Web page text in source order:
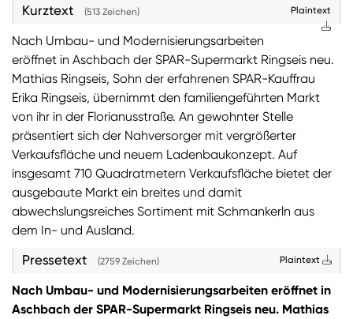
Sie wollen Informationen über aktuelle Aktionen,
Produktneuheiten, attraktive Gewinnspiele uvm.
erhalten? Dann melden Sie sich zumSPAR
Newsletteran:
Zum SPAR Newsletter
Kurztext (513 Zeichen) Plaintext
Nach Umbau- und Modernisierungsarbeiten
eröffnet in Aschbach der SPAR-Supermarkt Ringseis neu.
Mathias Ringseis, Sohn der erfahrenen SPAR-Kauffrau
Erika Ringseis, übernimmt den familiengeführten Markt
von ihr in der Florianusstraße. An gewohnter Stelle
präsentiert sich der Nahversorger mit vergrößerter
Verkaufsfläche und neuem Ladenbaukonzept. Auf
insgesamt 710 Quadratmetern Verkaufsfläche bietet der
ausgebaute Markt ein breites und damit
abwechslungsreiches Sortiment mit Schmankerln aus
dem In- und Ausland.
Pressetext (2759 Zeichen) Plaintext
Nach Umbau- und Modernisierungsarbeiten eröffnet in
Aschbach der SPAR-Supermarkt Ringseis neu. Mathias